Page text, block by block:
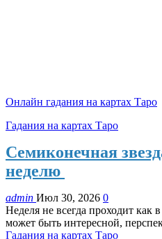
Онлайн гадания на картах Таро
Гадания на картах Таро
Семиконечная
неделю
admin Июл 30, 2026 0
Неделя не всегда проходит как
может быть интересной,
Гадания на картах Таро